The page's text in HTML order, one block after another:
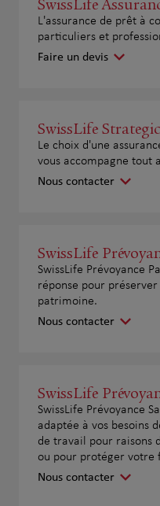
SwissLife
L'assurance de prêt à
particuliers et
Faire un devis
SwissLife
Le choix d'une
vous accompagne tout
Nous contacter
SwissLife
SwissLife Prévoyance
réponse pour
patrimoine.
Nous contacter
SwissLife
SwissLife Prévoyance
adaptée à vos besoins
de travail pour raisons
ou pour protéger votre
Nous contacter